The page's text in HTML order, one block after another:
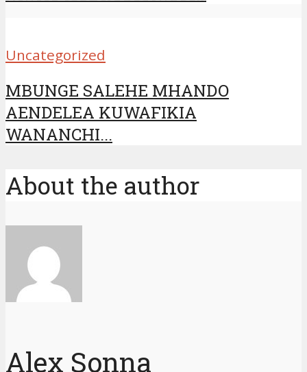
Uncategorized
MBUNGE SALEHE MHANDO
AENDELEA KUWAFIKIA
WANANCHI...
About the author
Alex Sonna